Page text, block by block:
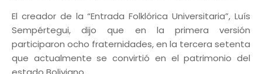
El creador de la “Entrada Folklórica Universitaria”, Luís
Sempértegui, dijo que en la primera versión
participaron ocho fraternidades, en la tercera setenta
que actualmente se convirtió en el patrimonio del